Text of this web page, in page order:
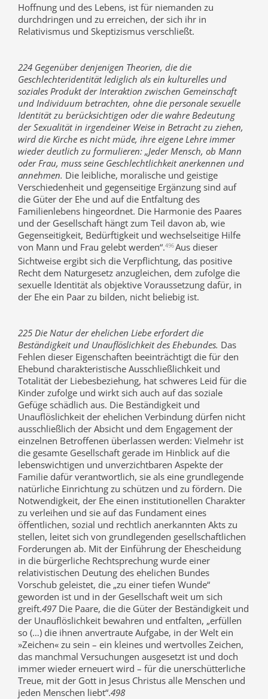
Hoffnung und des Lebens, ist für niemanden zu
durchdringen und zu erreichen, der sich ihr in
Relativismus und Skeptizismus verschließt.
224 Gegenüber denjenigen Theorien, die die
Geschlechteridentität lediglich als ein kulturelles und
soziales Produkt der Interaktion zwischen Gemeinschaft
und Individuum betrachten, ohne die personale sexuelle
Identität zu berücksichtigen oder die wahre Bedeutung
der Sexualität in irgendeiner Weise in Betracht zu ziehen,
wird die Kirche es nicht müde, ihre eigene Lehre immer
wieder deutlich zu formulieren: „Jeder Mensch, ob Mann
oder Frau, muss seine Geschlechtlichkeit anerkennen und
annehmen. Die leibliche, moralische und geistige
Verschiedenheit und gegenseitige Ergänzung sind auf
die Güter der Ehe und auf die Entfaltung des
Familienlebens hingeordnet. Die Harmonie des Paares
und der Gesellschaft hängt zum Teil davon ab, wie
Gegenseitigkeit, Bedürftigkeit und wechselseitige Hilfe
von Mann und Frau gelebt werden“.496Aus dieser
Sichtweise ergibt sich die Verpflichtung, das positive
Recht dem Naturgesetz anzugleichen, dem zufolge die
sexuelle Identität als objektive Voraussetzung dafür, in
der Ehe ein Paar zu bilden, nicht beliebig ist.
225 Die Natur der ehelichen Liebe erfordert die
Beständigkeit und Unauflöslichkeit des Ehebundes. Das
Fehlen dieser Eigenschaften beeinträchtigt die für den
Ehebund charakteristische Ausschließlichkeit und
Totalität der Liebesbeziehung, hat schweres Leid für die
Kinder zufolge und wirkt sich auch auf das soziale
Gefüge schädlich aus. Die Beständigkeit und
Unauflöslichkeit der ehelichen Verbindung dürfen nicht
ausschließlich der Absicht und dem Engagement der
einzelnen Betroffenen überlassen werden: Vielmehr ist
die gesamte Gesellschaft gerade im Hinblick auf die
lebenswichtigen und unverzichtbaren Aspekte der
Familie dafür verantwortlich, sie als eine grundlegende
natürliche Einrichtung zu schützen und zu fördern. Die
Notwendigkeit, der Ehe einen institutionellen Charakter
zu verleihen und sie auf das Fundament eines
öffentlichen, sozial und rechtlich anerkannten Akts zu
stellen, leitet sich von grundlegenden gesellschaftlichen
Forderungen ab. Mit der Einführung der Ehescheidung
in die bürgerliche Rechtsprechung wurde einer
relativistischen Deutung des ehelichen Bundes
Vorschub geleistet, die „zu einer tiefen Wunde“
geworden ist und in der Gesellschaft weit um sich
greift.497Die Paare, die die Güter der Beständigkeit und
der Unauflöslichkeit bewahren und entfalten, „erfüllen
so (…) die ihnen anvertraute Aufgabe, in der Welt ein
»Zeichen« zu sein – ein kleines und wertvolles Zeichen,
das manchmal Versuchungen ausgesetzt ist und doch
immer wieder erneuert wird – für die unerschütterliche
Treue, mit der Gott in Jesus Christus alle Menschen und
jeden Menschen liebt“.498